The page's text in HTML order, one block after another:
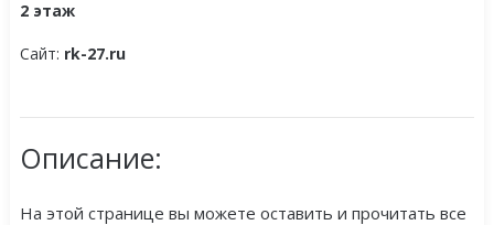
2 этаж
Сайт: rk-27.ru
Описание:
На этой странице вы можете оставить и прочитать все